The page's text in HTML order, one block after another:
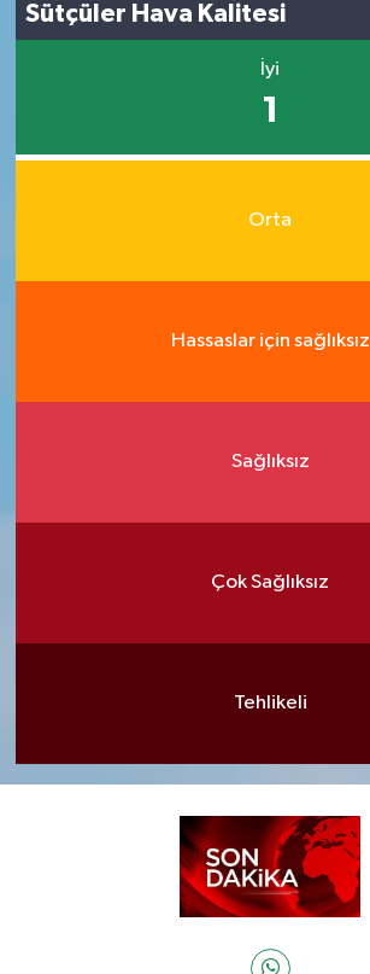
Sütçüler Hava Kalitesi
İyi
1
Orta
Hassaslar için sağlıksız
Sağlıksız
Çok Sağlıksız
Tehlikeli